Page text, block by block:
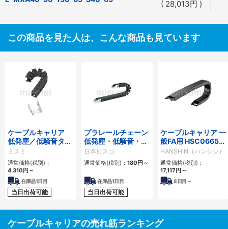
( 28,013円 )
この商品を見た人は、こんな商品も見ています
ケーブルキャリア
低発塵／低騒音タイ
プ
ミスミ
通常価格(税別)：
4,310 円 ～
在庫品1日目
当日出荷可能
プラレールチェーン
低発塵・低騒音・フ
ラップ開閉・ヒンジ
連結タイプ SCシリ
ーズ
日本ピスコ
通常価格(税別)： 180 円 ～
在庫品1日目
当日出荷可能
ケーブルキャリア 一
般FA用 HSC0665シ
リーズ
HANSHIN（ハンシン）
通常価格(税別)：
17,117 円 ～
8日目～
ケーブルキャリアの売れ筋ランキング